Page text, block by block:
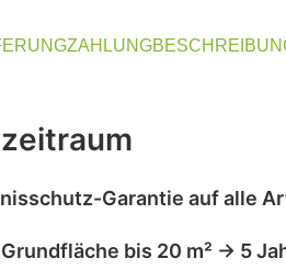
ZAHLUNG
Garantie auf alle
Grundfläche bis 20 m² → 5